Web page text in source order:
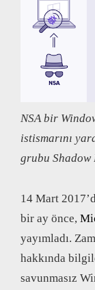
NSA bir
istismarını
grubu Shadow
14 Mart
bir ay önce,
yayımladı.
hakkında
savunmasız